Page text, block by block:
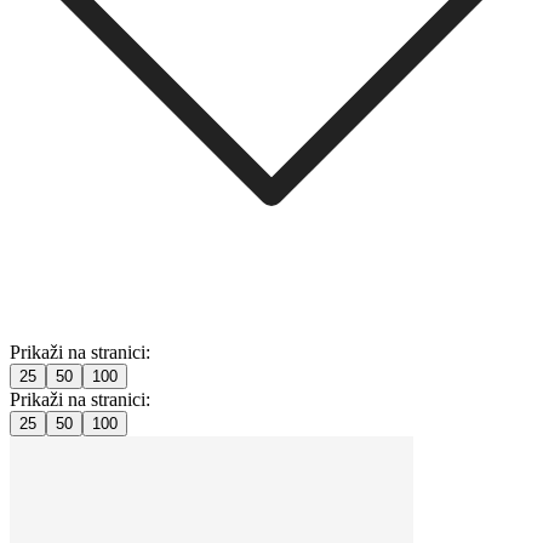
Prikaži na stranici:
25 50 100
Prikaži na stranici:
25 50 100